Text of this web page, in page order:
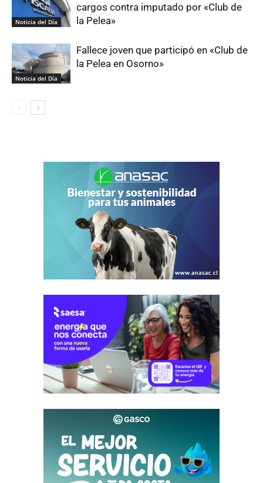
Noticia del Día
cargos contra imputado por «Club de
la Pelea»
Noticia del Día
Fallece joven que participó en «Club de
la Pelea en Osorno»